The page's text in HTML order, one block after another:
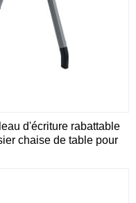
d'écriture rabattable
chaise de table pour